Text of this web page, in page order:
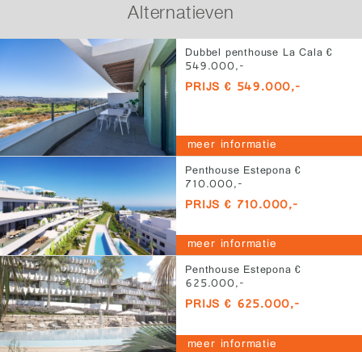
Alternatieven
Dubbel penthouse La Cala €
549.000,-
PRIJS € 549.000,-
meer informatie
Penthouse Estepona €
710.000,-
PRIJS € 710.000,-
meer informatie
Penthouse Estepona €
625.000,-
PRIJS € 625.000,-
meer informatie